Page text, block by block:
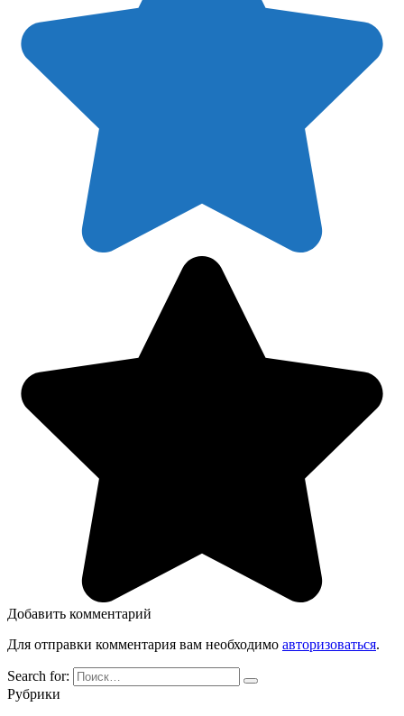
Добавить комментарий
Для отправки комментария вам необходимо авторизоваться.
Search for:
Рубрики